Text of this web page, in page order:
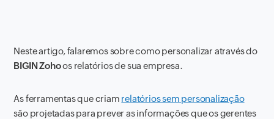
Neste artigo, falaremos sobre como personalizar através do
BIGIN Zohoos relatórios de sua empresa.
As ferramentas que criam relatórios sem personalização
são projetadas para prever as informações que os gerentes